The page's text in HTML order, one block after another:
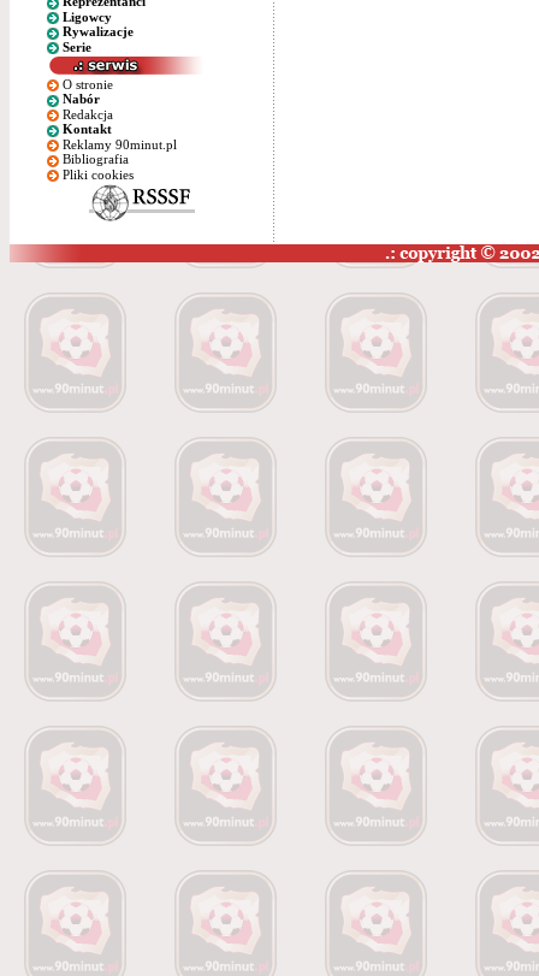
Ligowcy
Rywalizacje
Serie
O stronie
Nabór
Redakcja
Kontakt
Reklamy 90minut.pl
Bibliografia
Pliki cookies